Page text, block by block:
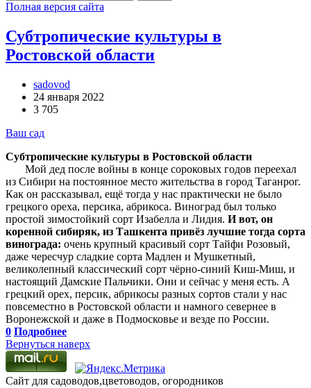
Полная версия сайта
Субтропические культуры в
Ростовской области
sadovod
24 января 2022
3 705
Ваш сад
Субтропические культуры в Ростовской области
Мой дед после войны в конце сороковых годов переехал
из Сибири на постоянное место жительства в город Таганрог.
Как он рассказывал, ещё тогда у нас практически не было
грецкого ореха, персика, абрикоса. Виноград был только
простой зимостойкий сорт Изабелла и Лидия. И вот, он
коренной сибиряк, из Ташкента привёз лучшие тогда сорта
винограда: очень крупный красивый сорт Тайфи Розовый,
даже чересчур сладкие сорта Мадлен и Мушкетный,
великолепный классический сорт чёрно-синий Киш-Миш, и
настоящий Дамские Пальчики. Они и сейчас у меня есть. А
грецкий орех, персик, абрикосы разных сортов стали у нас
повсеместно в Ростовской области и намного севернее в
Воронежской и даже в Подмосковье и везде по России.
0 Подробнее
Вернуться наверх
Сайт для садоводов,цветоводов, огородников